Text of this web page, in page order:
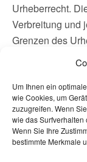
Um Ihnen ein
wie Cookies, um
zuzugreifen. Wenn
wie das Surfverhalten
Wenn Sie Ihre
bestimmte Merkmale
Urheberrecht.
Verbreitung und
Grenzen des
Zustimmung
Downloads und
privaten, nicht
die Inhalte auf
wurden, werden
Insbesondere